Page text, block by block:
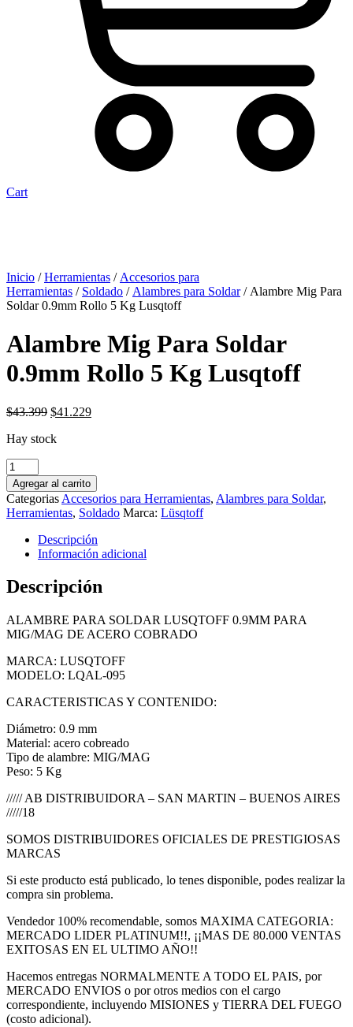
Cart
Inicio /Herramientas / Accesorios para
Herramientas / Soldado / Alambres para Soldar/ Alambre Mig Para
Soldar 0.9mm Rollo 5 Kg Lusqtoff
Alambre Mig Para Soldar
0.9mm Rollo 5 Kg Lusqtoff
$43.399 El
original
$41.229El
Hay stock
Alambre
Mig
Para
Soldar
0.9mm
Rollo
Lusqtoff
cantidad
Agregar al carrito
Categorias Accesorios para Herramientas, Alambres para Soldar,
Herramientas, Soldado Marca: Lüsqtoff
Descripción
Información adicional
Descripción
ALAMBRE PARA SOLDAR LUSQTOFF 0.9MM PARA
MIG/MAG DE ACERO COBRADO
MARCA: LUSQTOFF
MODELO: LQAL-095
CARACTERISTICAS Y CONTENIDO:
Diámetro: 0.9 mm
Material: acero cobreado
Tipo de alambre: MIG/MAG
Peso: 5 Kg
///// AB DISTRIBUIDORA – SAN MARTIN – BUENOS AIRES
/////18
SOMOS DISTRIBUIDORES OFICIALES DE PRESTIGIOSAS
MARCAS
Si este producto está publicado, lo tenes disponible, podes realizar la
compra sin problema.
Vendedor 100% recomendable, somos MAXIMA CATEGORIA:
MERCADO LIDER PLATINUM!!, ¡¡MAS DE 80.000 VENTAS
EXITOSAS EN EL ULTIMO AÑO!!
Hacemos entregas NORMALMENTE A TODO EL PAIS, por
MERCADO ENVIOS o por otros medios con el cargo
correspondiente, incluyendo MISIONES y TIERRA DEL FUEGO
(costo adicional).